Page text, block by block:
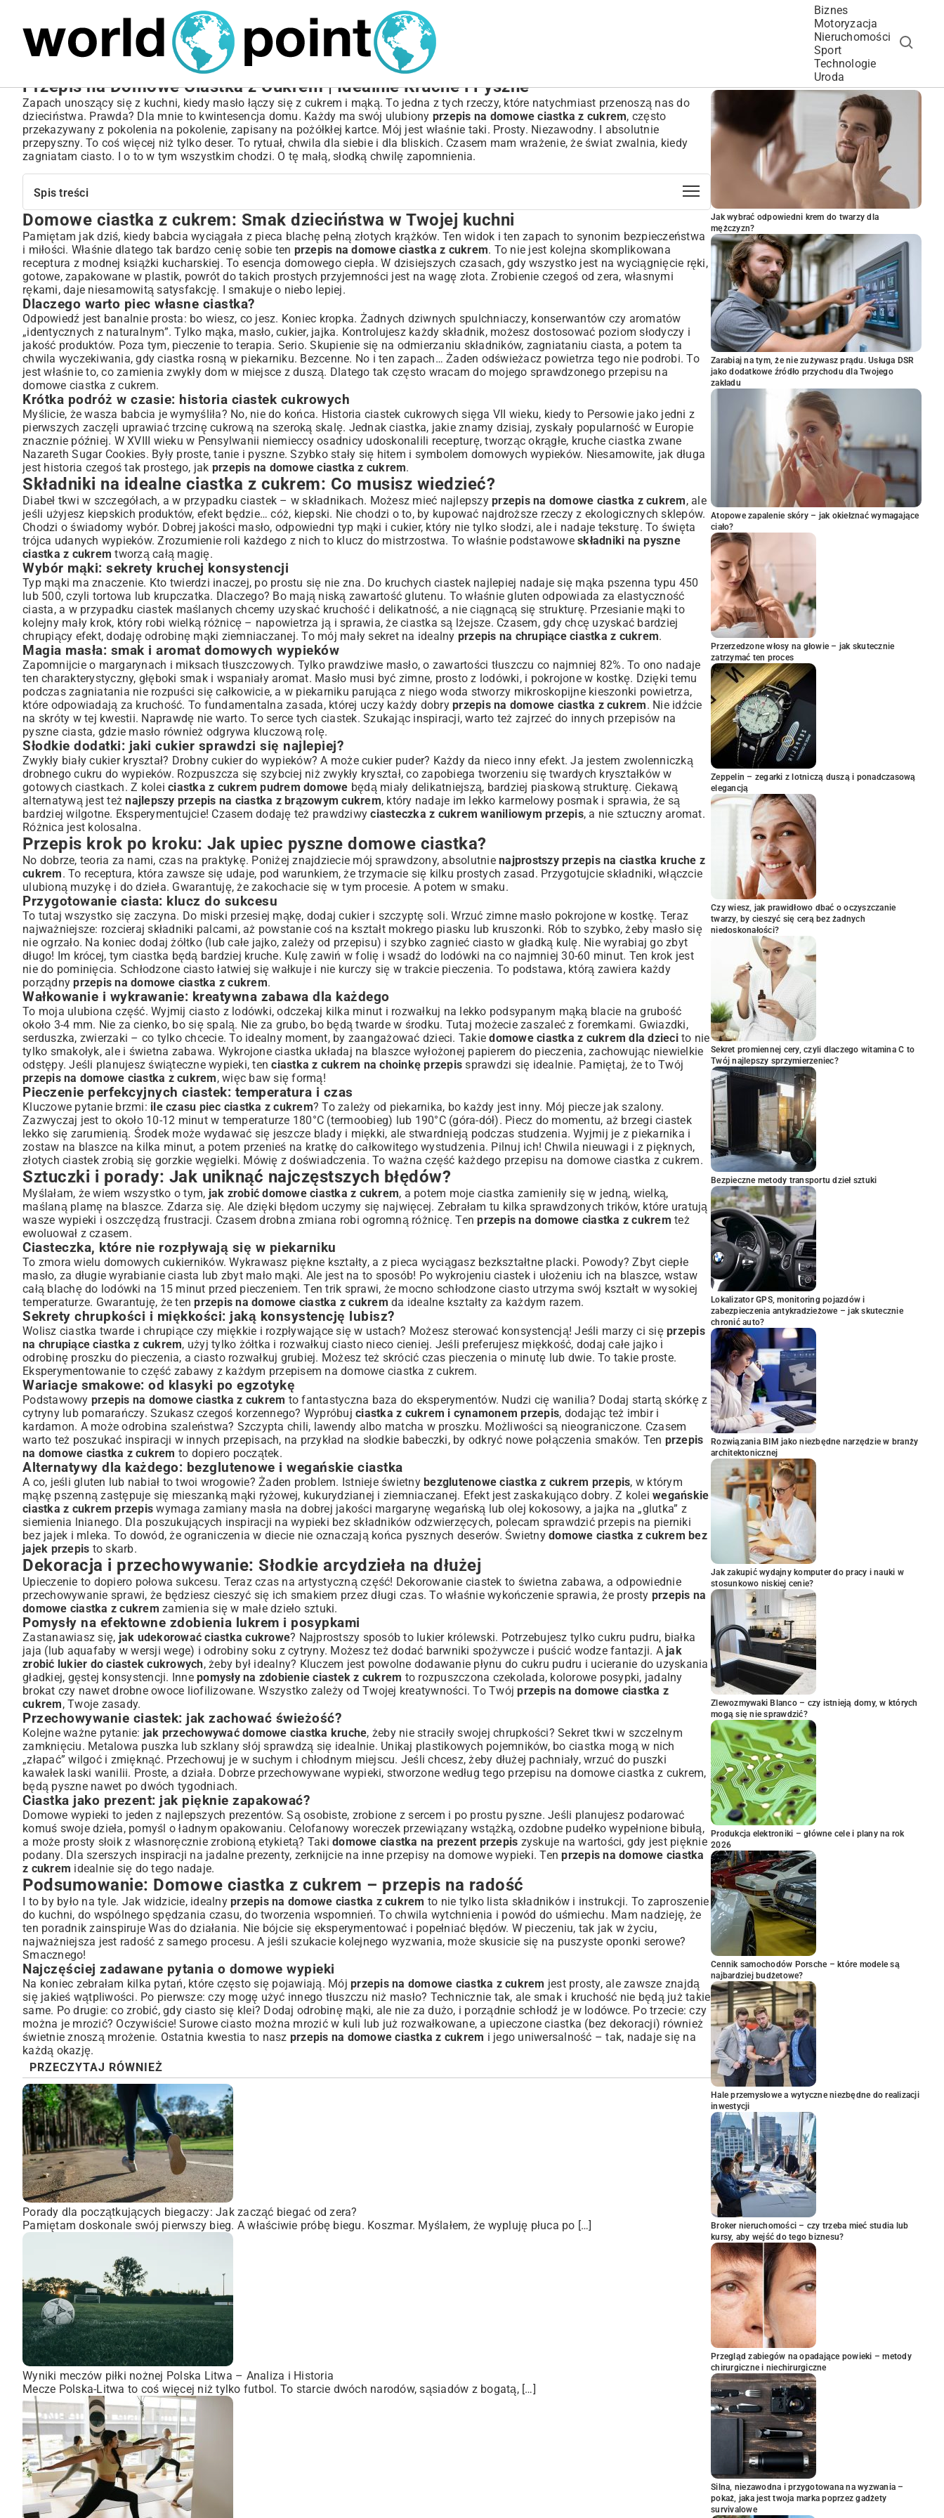
Biznes
Motoryzacja
Nieruchomości
Sport
Technologie
Uroda
Przepis na Domowe Ciastka z Cukrem | Idealnie Kruche i Pyszne
Zapach unoszący się z kuchni, kiedy masło łączy się z cukrem i mąką. To jedna z tych rzeczy, które natychmiast przenoszą nas do
dzieciństwa. Prawda? Dla mnie to kwintesencja domu. Każdy ma swój ulubiony przepis na domowe ciastka z cukrem, często
przekazywany z pokolenia na pokolenie, zapisany na pożółkłej kartce. Mój jest właśnie taki. Prosty. Niezawodny. I absolutnie
przepyszny. To coś więcej niż tylko deser. To rytuał, chwila dla siebie i dla bliskich. Czasem mam wrażenie, że świat zwalnia, kiedy
zagniatam ciasto. I o to w tym wszystkim chodzi. O tę małą, słodką chwilę zapomnienia.
Spis treści
Domowe ciastka z cukrem: Smak dzieciństwa w Twojej kuchni
Dlaczego warto piec własne ciastka?
Krótka podróż w czasie: historia ciastek cukrowych
Składniki na idealne ciastka z cukrem: Co musisz wiedzieć?
Wybór mąki: sekrety kruchej konsystencji
Magia masła: smak i aromat domowych wypieków
Słodkie dodatki: jaki cukier sprawdzi się najlepiej?
Przepis krok po kroku: Jak upiec pyszne domowe ciastka?
Przygotowanie ciasta: klucz do sukcesu
Wałkowanie i wykrawanie: kreatywna zabawa dla każdego
Pieczenie perfekcyjnych ciastek: temperatura i czas
Sztuczki i porady: Jak uniknąć najczęstszych błędów?
Ciasteczka, które nie rozpływają się w piekarniku
Sekrety chrupkości i miękkości: jaką konsystencję lubisz?
Wariacje smakowe: od klasyki po egzotykę
Alternatywy dla każdego: bezglutenowe i wegańskie ciastka
Dekoracja i przechowywanie: Słodkie arcydzieła na dłużej
Pomysły na efektowne zdobienia lukrem i posypkami
Przechowywanie ciastek: jak zachować świeżość?
Ciastka jako prezent: jak pięknie zapakować?
Podsumowanie: Domowe ciastka z cukrem – przepis na radość
Najczęściej zadawane pytania o domowe wypieki
Domowe ciastka z cukrem: Smak dzieciństwa w Twojej kuchni
Pamiętam jak dziś, kiedy babcia wyciągała z pieca blachę pełną złotych krążków. Ten widok i ten zapach to synonim bezpieczeństwa
i miłości. Właśnie dlatego tak bardzo cenię sobie ten przepis na domowe ciastka z cukrem. To nie jest kolejna skomplikowana
receptura z modnej książki kucharskiej. To esencja domowego ciepła. W dzisiejszych czasach, gdy wszystko jest na wyciągnięcie ręki,
gotowe, zapakowane w plastik, powrót do takich prostych przyjemności jest na wagę złota. Zrobienie czegoś od zera, własnymi
rękami, daje niesamowitą satysfakcję. I smakuje o niebo lepiej.
Dlaczego warto piec własne ciastka?
Odpowiedź jest banalnie prosta: bo wiesz, co jesz. Koniec kropka. Żadnych dziwnych spulchniaczy, konserwantów czy aromatów
„identycznych z naturalnym”. Tylko mąka, masło, cukier, jajka. Kontrolujesz każdy składnik, możesz dostosować poziom słodyczy i
jakość produktów. Poza tym, pieczenie to terapia. Serio. Skupienie się na odmierzaniu składników, zagniataniu ciasta, a potem ta
chwila wyczekiwania, gdy ciastka rosną w piekarniku. Bezcenne. No i ten zapach… Żaden odświeżacz powietrza tego nie podrobi. To
jest właśnie to, co zamienia zwykły dom w miejsce z duszą. Dlatego tak często wracam do mojego sprawdzonego przepisu na
domowe ciastka z cukrem.
Krótka podróż w czasie: historia ciastek cukrowych
Myślicie, że wasza babcia je wymyśliła? No, nie do końca. Historia ciastek cukrowych sięga VII wieku, kiedy to Persowie jako jedni z
pierwszych zaczęli uprawiać trzcinę cukrową na szeroką skalę. Jednak ciastka, jakie znamy dzisiaj, zyskały popularność w Europie
znacznie później. W XVIII wieku w Pensylwanii niemieccy osadnicy udoskonalili recepturę, tworząc okrągłe, kruche ciastka zwane
Nazareth Sugar Cookies. Były proste, tanie i pyszne. Szybko stały się hitem i symbolem domowych wypieków. Niesamowite, jak długa
jest historia czegoś tak prostego, jak przepis na domowe ciastka z cukrem.
Składniki na idealne ciastka z cukrem: Co musisz wiedzieć?
Diabeł tkwi w szczegółach, a w przypadku ciastek – w składnikach. Możesz mieć najlepszy przepis na domowe ciastka z cukrem, ale
jeśli użyjesz kiepskich produktów, efekt będzie… cóż, kiepski. Nie chodzi o to, by kupować najdroższe rzeczy z ekologicznych sklepów.
Chodzi o świadomy wybór. Dobrej jakości masło, odpowiedni typ mąki i cukier, który nie tylko słodzi, ale i nadaje teksturę. To święta
trójca udanych wypieków. Zrozumienie roli każdego z nich to klucz do mistrzostwa. To właśnie podstawowe składniki na pyszne
ciastka z cukrem tworzą całą magię.
Wybór mąki: sekrety kruchej konsystencji
Typ mąki ma znaczenie. Kto twierdzi inaczej, po prostu się nie zna. Do kruchych ciastek najlepiej nadaje się mąka pszenna typu 450
lub 500, czyli tortowa lub krupczatka. Dlaczego? Bo mają niską zawartość glutenu. To właśnie gluten odpowiada za elastyczność
ciasta, a w przypadku ciastek maślanych chcemy uzyskać kruchość i delikatność, a nie ciągnącą się strukturę. Przesianie mąki to
kolejny mały krok, który robi wielką różnicę – napowietrza ją i sprawia, że ciastka są lżejsze. Czasem, gdy chcę uzyskać bardziej
chrupiący efekt, dodaję odrobinę mąki ziemniaczanej. To mój mały sekret na idealny przepis na chrupiące ciastka z cukrem.
Magia masła: smak i aromat domowych wypieków
Zapomnijcie o margarynach i miksach tłuszczowych. Tylko prawdziwe masło, o zawartości tłuszczu co najmniej 82%. To ono nadaje
ten charakterystyczny, głęboki smak i wspaniały aromat. Masło musi być zimne, prosto z lodówki, i pokrojone w kostkę. Dzięki temu
podczas zagniatania nie rozpuści się całkowicie, a w piekarniku parująca z niego woda stworzy mikroskopijne kieszonki powietrza,
które odpowiadają za kruchość. To fundamentalna zasada, której uczy każdy dobry przepis na domowe ciastka z cukrem. Nie idźcie
na skróty w tej kwestii. Naprawdę nie warto. To serce tych ciastek. Szukając inspiracji, warto też zajrzeć do innych przepisów na
pyszne ciasta, gdzie masło również odgrywa kluczową rolę.
Słodkie dodatki: jaki cukier sprawdzi się najlepiej?
Zwykły biały cukier kryształ? Drobny cukier do wypieków? A może cukier puder? Każdy da nieco inny efekt. Ja jestem zwolenniczką
drobnego cukru do wypieków. Rozpuszcza się szybciej niż zwykły kryształ, co zapobiega tworzeniu się twardych kryształków w
gotowych ciastkach. Z kolei ciastka z cukrem pudrem domowe będą miały delikatniejszą, bardziej piaskową strukturę. Ciekawą
alternatywą jest teżnajlepszy przepis na ciastka z brązowym cukrem, który nadaje im lekko karmelowy posmak i sprawia, że są
bardziej wilgotne. Eksperymentujcie! Czasem dodaję też prawdziwyciasteczka z cukrem waniliowym przepis, a nie sztuczny aromat.
Różnica jest kolosalna.
Przepis krok po kroku: Jak upiec pyszne domowe ciastka?
No dobrze, teoria za nami, czas na praktykę. Poniżej znajdziecie mój sprawdzony, absolutnie najprostszy przepis na ciastka kruche z
cukrem. To receptura, która zawsze się udaje, pod warunkiem, że trzymacie się kilku prostych zasad. Przygotujcie składniki, włączcie
ulubioną muzykę i do dzieła. Gwarantuję, że zakochacie się w tym procesie. A potem w smaku.
Przygotowanie ciasta: klucz do sukcesu
To tutaj wszystko się zaczyna. Do miski przesiej mąkę, dodaj cukier i szczyptę soli. Wrzuć zimne masło pokrojone w kostkę. Teraz
najważniejsze: rozcieraj składniki palcami, aż powstanie coś na kształt mokrego piasku lub kruszonki. Rób to szybko, żeby masło się
nie ogrzało. Na koniec dodaj żółtko (lub całe jajko, zależy od przepisu) i szybko zagnieć ciasto w gładką kulę. Nie wyrabiaj go zbyt
długo! Im krócej, tym ciastka będą bardziej kruche. Kulę zawiń w folię i wsadź do lodówki na co najmniej 30-60 minut. Ten krok jest
nie do pominięcia. Schłodzone ciasto łatwiej się wałkuje i nie kurczy się w trakcie pieczenia. To podstawa, którą zawiera każdy
porządnyprzepis na domowe ciastka z cukrem.
Wałkowanie i wykrawanie: kreatywna zabawa dla każdego
To moja ulubiona część. Wyjmij ciasto z lodówki, odczekaj kilka minut i rozwałkuj na lekko podsypanym mąką blacie na grubość
około 3-4 mm. Nie za cienko, bo się spalą. Nie za grubo, bo będą twarde w środku. Tutaj możecie zaszaleć z foremkami. Gwiazdki,
serduszka, zwierzaki – co tylko chcecie. To idealny moment, by zaangażować dzieci. Takiedomowe ciastka z cukrem dla dziecito nie
tylko smakołyk, ale i świetna zabawa. Wykrojone ciastka układaj na blaszce wyłożonej papierem do pieczenia, zachowując niewielkie
odstępy. Jeśli planujesz świąteczne wypieki, tenciastka z cukrem na choinkę przepis sprawdzi się idealnie. Pamiętaj, że to Twój
przepis na domowe ciastka z cukrem, więc baw się formą!
Pieczenie perfekcyjnych ciastek: temperatura i czas
Kluczowe pytanie brzmi: ile czasu piec ciastka z cukrem? To zależy od piekarnika, bo każdy jest inny. Mój piecze jak szalony.
Zazwyczaj jest to około 10-12 minut w temperaturze 180°C (termoobieg) lub 190°C (góra-dół). Piecz do momentu, aż brzegi ciastek
lekko się zarumienią. Środek może wydawać się jeszcze blady i miękki, ale stwardnieją podczas studzenia. Wyjmij je z piekarnika i
zostaw na blaszce na kilka minut, a potem przenieś na kratkę do całkowitego wystudzenia. Pilnuj ich! Chwila nieuwagi i z pięknych,
złotych ciastek zrobią się gorzkie węgielki. Mówię z doświadczenia. To ważna część każdego przepisu na domowe ciastka z cukrem.
Sztuczki i porady: Jak uniknąć najczęstszych błędów?
Myślałam, że wiem wszystko o tym, jak zrobić domowe ciastka z cukrem, a potem moje ciastka zamieniły się w jedną, wielką,
maślaną plamę na blaszce. Zdarza się. Ale dzięki błędom uczymy się najwięcej. Zebrałam tu kilka sprawdzonych trików, które uratują
wasze wypieki i oszczędzą frustracji. Czasem drobna zmiana robi ogromną różnicę. Tenprzepis na domowe ciastka z cukrem też
ewoluował z czasem.
Ciasteczka, które nie rozpływają się w piekarniku
To zmora wielu domowych cukierników. Wykrawasz piękne kształty, a z pieca wyciągasz bezkształtne placki. Powody? Zbyt ciepłe
masło, za długie wyrabianie ciasta lub zbyt mało mąki. Ale jest na to sposób! Po wykrojeniu ciastek i ułożeniu ich na blaszce, wstaw
całą blachę do lodówki na 15 minut przed pieczeniem. Ten trik sprawi, że mocno schłodzone ciasto utrzyma swój kształt w wysokiej
temperaturze. Gwarantuję, że tenprzepis na domowe ciastka z cukrem da idealne kształty za każdym razem.
Sekrety chrupkości i miękkości: jaką konsystencję lubisz?
Wolisz ciastka twarde i chrupiące czy miękkie i rozpływające się w ustach? Możesz sterować konsystencją! Jeśli marzy ci się przepis
na chrupiące ciastka z cukrem, użyj tylko żółtka i rozwałkuj ciasto nieco cieniej. Jeśli preferujesz miękkość, dodaj całe jajko i
odrobinę proszku do pieczenia, a ciasto rozwałkuj grubiej. Możesz też skrócić czas pieczenia o minutę lub dwie. To takie proste.
Eksperymentowanie to część zabawy z każdym przepisem na domowe ciastka z cukrem.
Wariacje smakowe: od klasyki po egzotykę
Podstawowy przepis na domowe ciastka z cukrem to fantastyczna baza do eksperymentów. Nudzi cię wanilia? Dodaj startą skórkę z
cytryny lub pomarańczy. Szukasz czegoś korzennego? Wypróbuj ciastka z cukrem i cynamonem przepis, dodając też imbir i
kardamon. A może odrobina szaleństwa? Szczypta chili, lawendy albo matcha w proszku. Możliwości są nieograniczone. Czasem
warto też poszukać inspiracji w innych przepisach, na przykład na słodkie babeczki, by odkryć nowe połączenia smaków. Ten przepis
na domowe ciastka z cukrem to dopiero początek.
Alternatywy dla każdego: bezglutenowe i wegańskie ciastka
A co, jeśli gluten lub nabiał to twoi wrogowie? Żaden problem. Istnieje świetny bezglutenowe ciastka z cukrem przepis, w którym
mąkę pszenną zastępuje się mieszanką mąki ryżowej, kukurydzianej i ziemniaczanej. Efekt jest zaskakująco dobry. Z kolei wegańskie
ciastka z cukrem przepis wymaga zamiany masła na dobrej jakości margarynę wegańską lub olej kokosowy, a jajka na „glutka” z
siemienia lnianego. Dla poszukujących inspiracji na wypieki bez składników odzwierzęcych, polecam sprawdzić przepis na pierniki
bez jajek i mleka. To dowód, że ograniczenia w diecie nie oznaczają końca pysznych deserów. Świetny domowe ciastka z cukrem bez
jajek przepis to skarb.
Dekoracja i przechowywanie: Słodkie arcydzieła na dłużej
Upieczenie to dopiero połowa sukcesu. Teraz czas na artystyczną część! Dekorowanie ciastek to świetna zabawa, a odpowiednie
przechowywanie sprawi, że będziesz cieszyć się ich smakiem przez długi czas. To właśnie wykończenie sprawia, że prosty przepis na
domowe ciastka z cukrem zamienia się w małe dzieło sztuki.
Pomysły na efektowne zdobienia lukrem i posypkami
Zastanawiasz się, jak udekorować ciastka cukrowe? Najprostszy sposób to lukier królewski. Potrzebujesz tylko cukru pudru, białka
jaja (lub aquafaby w wersji wege) i odrobiny soku z cytryny. Możesz też dodać barwniki spożywcze i puścić wodze fantazji. A jak
zrobić lukier do ciastek cukrowych, żeby był idealny? Kluczem jest powolne dodawanie płynu do cukru pudru i ucieranie do uzyskania
gładkiej, gęstej konsystencji. Inne pomysły na zdobienie ciastek z cukrem to rozpuszczona czekolada, kolorowe posypki, jadalny
brokat czy nawet drobne owoce liofilizowane. Wszystko zależy od Twojej kreatywności. To Twójprzepis na domowe ciastka z
cukrem, Twoje zasady.
Przechowywanie ciastek: jak zachować świeżość?
Kolejne ważne pytanie: jak przechowywać domowe ciastka kruche, żeby nie straciły swojej chrupkości? Sekret tkwi w szczelnym
zamknięciu. Metalowa puszka lub szklany słój sprawdzą się idealnie. Unikaj plastikowych pojemników, bo ciastka mogą w nich
„złapać” wilgoć i zmięknąć. Przechowuj je w suchym i chłodnym miejscu. Jeśli chcesz, żeby dłużej pachniały, wrzuć do puszki
kawałek laski wanilii. Proste, a działa. Dobrze przechowywane wypieki, stworzone według tego przepisu na domowe ciastka z cukrem,
będą pyszne nawet po dwóch tygodniach.
Ciastka jako prezent: jak pięknie zapakować?
Domowe wypieki to jeden z najlepszych prezentów. Są osobiste, zrobione z sercem i po prostu pyszne. Jeśli planujesz podarować
komuś swoje dzieła, pomyśl o ładnym opakowaniu. Celofanowy woreczek przewiązany wstążką, ozdobne pudełko wypełnione bibułą,
a może prosty słoik z własnoręcznie zrobioną etykietą? Taki domowe ciastka na prezent przepis zyskuje na wartości, gdy jest pięknie
podany. Dla szerszych inspiracji na jadalne prezenty, zerknijcie na inne przepisy na domowe wypieki. Tenprzepis na domowe ciastka
z cukrem idealnie się do tego nadaje.
Podsumowanie: Domowe ciastka z cukrem – przepis na radość
I to by było na tyle. Jak widzicie, idealny przepis na domowe ciastka z cukrem to nie tylko lista składników i instrukcji. To zaproszenie
do kuchni, do wspólnego spędzania czasu, do tworzenia wspomnień. To chwila wytchnienia i powód do uśmiechu. Mam nadzieję, że
ten poradnik zainspiruje Was do działania. Nie bójcie się eksperymentować i popełniać błędów. W pieczeniu, tak jak w życiu,
najważniejsza jest radość z samego procesu. A jeśli szukacie kolejnego wyzwania, może skusicie się na puszyste oponki serowe?
Smacznego!
Najczęściej zadawane pytania o domowe wypieki
Na koniec zebrałam kilka pytań, które często się pojawiają. Mój przepis na domowe ciastka z cukrem jest prosty, ale zawsze znajdą
się jakieś wątpliwości. Po pierwsze: czy mogę użyć innego tłuszczu niż masło? Technicznie tak, ale smak i kruchość nie będą już takie
same. Po drugie: co zrobić, gdy ciasto się klei? Dodaj odrobinę mąki, ale nie za dużo, i porządnie schłodź je w lodówce. Po trzecie: czy
można je mrozić? Oczywiście! Surowe ciasto można mrozić w kuli lub już rozwałkowane, a upieczone ciastka (bez dekoracji) również
świetnie znoszą mrożenie. Ostatnia kwestia to nasz przepis na domowe ciastka z cukrem i jego uniwersalność – tak, nadaje się na
każdą okazję.
PRZECZYTAJ RÓWNIEŻ
Porady dla początkujących biegaczy: Jak zacząć biegać od zera?
Pamiętam doskonale swój pierwszy bieg. A właściwie próbę biegu. Koszmar. Myślałem, że wypluję płuca po […]
Wyniki meczów piłki nożnej Polska Litwa – Analiza i Historia
Mecze Polska-Litwa to coś więcej niż tylko futbol. To starcie dwóch narodów, sąsiadów z bogatą, […]
POPULARNE ARTYKUŁY
Jak wybrać odpowiedni krem do twarzy dla
mężczyzn?
Zarabiaj na tym, że nie zużywasz prądu. Usługa DSR
jako dodatkowe źródło przychodu dla Twojego
zakładu
Atopowe zapalenie skóry – jak okiełznać wymagające
ciało?
Przerzedzone włosy na głowie – jak skutecznie
zatrzymać ten proces
Zeppelin – zegarki z lotniczą duszą i ponadczasową
elegancją
Czy wiesz, jak prawidłowo dbać o oczyszczanie
twarzy, by cieszyć się cerą bez żadnych
niedoskonałości?
Sekret promiennej cery, czyli dlaczego witamina C to
Twój najlepszy sprzymierzeniec?
Bezpieczne metody transportu dzieł sztuki
Lokalizator GPS, monitoring pojazdów i
zabezpieczenia antykradzieżowe – jak skutecznie
chronić auto?
Rozwiązania BIM jako niezbędne narzędzie w branży
architektonicznej
Jak zakupić wydajny komputer do pracy i nauki w
stosunkowo niskiej cenie?
Zlewozmywaki Blanco – czy istnieją domy, w których
mogą się nie sprawdzić?
Produkcja elektroniki – główne cele i plany na rok
2026
Cennik samochodów Porsche – które modele są
najbardziej budżetowe?
Hale przemysłowe a wytyczne niezbędne do realizacji
inwestycji
Broker nieruchomości – czy trzeba mieć studia lub
kursy, aby wejść do tego biznesu?
Przegląd zabiegów na opadające powieki – metody
chirurgiczne i niechirurgiczne
Silna, niezawodna i przygotowana na wyzwania –
pokaż, jaka jest twoja marka poprzez gadżety
survivalowe